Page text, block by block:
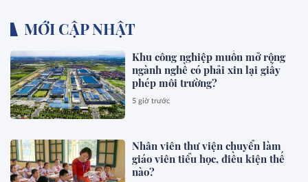
MỚI CẬP NHẬT
Khu công nghiệp muốn mở rộng
ngành nghề có phải xin lại giấy
phép môi trường?
5 giờ trước
Nhân viên thư viện chuyển làm
giáo viên tiểu học, điều kiện thế
nào?